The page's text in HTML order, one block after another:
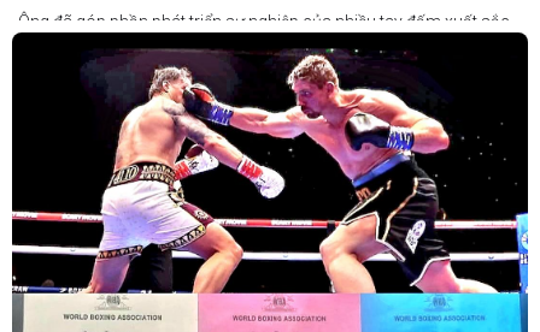
Ông đã góp phần phát triển sự nghiệp của nhiều tay đấm xuất sắc,